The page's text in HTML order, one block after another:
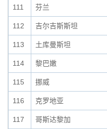
111 芬兰
112 吉尔吉斯斯坦
113 土库曼斯坦
114 黎巴嫩
115 挪威
116 克罗地亚
117 哥斯达黎加